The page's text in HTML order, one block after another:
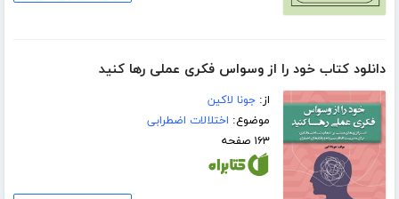
دانلود کتاب خود را از وسواس فکری عملی رها کنید
از:جونا لاکین
موضوع: اختلالات اضطرابی
۱۶۳ صفحه